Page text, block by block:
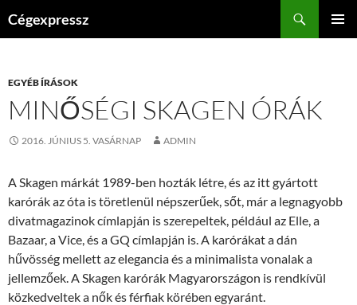
Cégexpressz
EGYÉB ÍRÁSOK
MINŐSÉGI SKAGEN ÓRÁK
2016. JÚNIUS 5. VASÁRNAP ADMIN
A Skagen márkát 1989-ben hozták létre, és az itt gyártott
karórák az óta is töretlenül népszerűek, sőt, már a legnagyobb
divatmagazinok címlapján is szerepeltek, például az Elle, a
Bazaar, a Vice, és a GQ címlapján is. A karórákat a dán
hűvösség mellett az elegancia és a minimalista vonalak a
jellemzőek. A Skagen karórák Magyarországon is rendkívül
közkedveltek a nők és férfiak körében egyaránt.